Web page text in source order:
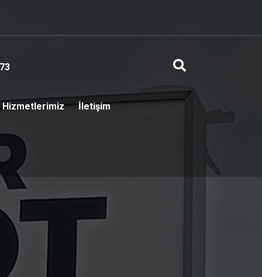
Hizmetlerimiz İletişim